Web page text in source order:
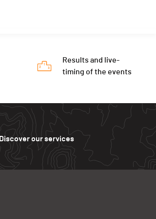
Results and live-
timing of the events
Discover our services